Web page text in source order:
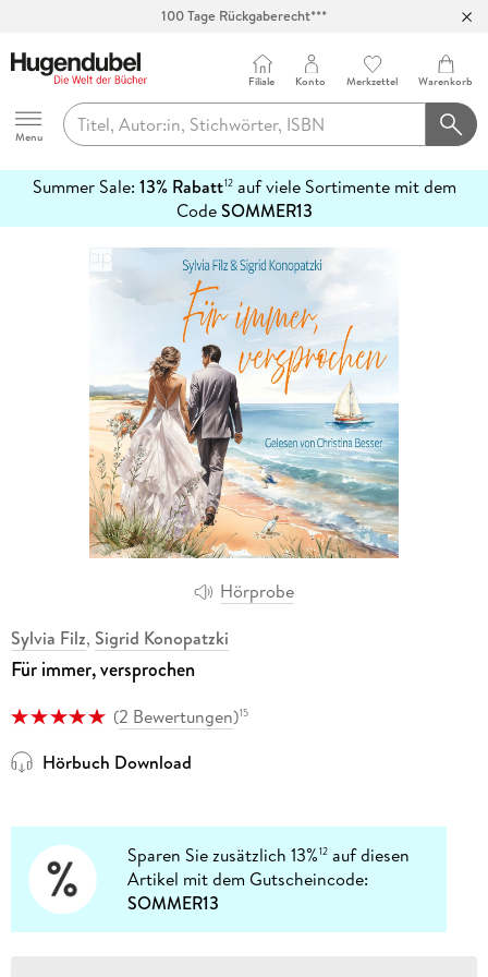
Hugendubel
Menu
Filiale Konto Merkzettel Warenkorb
Summer Sale: 13% Rabatt12auf viele Sortimente mit dem
CodeSOMMER13
erfahren
Hörprobe
Sylvia Filz, Sigrid Konopatzki
Für immer, versprochen
(2 Bewertungen)15
Hörbuch Download
Sparen Sie zusätzlich 13%12 auf diesen
Artikel mit dem Gutscheincode:
SOMMER13